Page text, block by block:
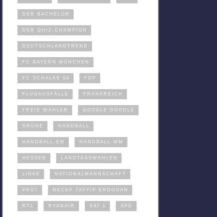
DER BACHELOR
DER QUIZ-CHAMPION
DEUTSCHLANDTREND
FC BAYERN MÜNCHEN
FC SCHALKE 04 FDP
FLUGAUSFÄLLE FRANKREICH
FREIE WÄHLER GOOGLE DOODLE
GRÜNE HANDBALL
HANDBALL-EM HANDBALL-WM
HESSEN LANDTAGSWAHLEN
LINKE NATIONALMANNSCHAFT
PRO7 RECEP TAYYIP ERDOGAN
RTL RYANAIR SAT.1 SPD